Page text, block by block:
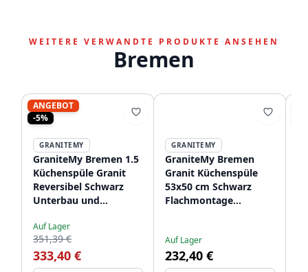
WEITERE VERWANDTE PRODUKTE ANSEHEN
Bremen
ANGEBOT
-5%
GRANITEMY
GraniteMy Bremen 1.5
Küchenspüle Granit
Reversibel Schwarz
Unterbau und
1208952250
Auf Lager
351,39 €
333,40 €
GRANITEMY
GraniteMy Bremen
Granit Küchenspüle
53x50 cm Schwarz
Flachmontage
Hahnlochbank
1208952256
Auf Lager
232,40 €